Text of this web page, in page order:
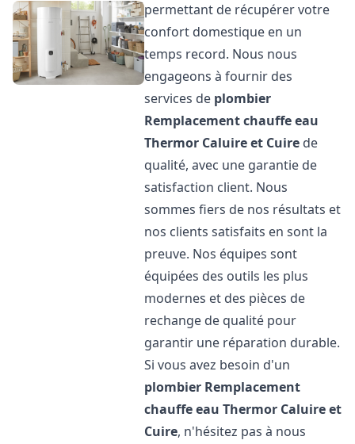
permettant de récupérer votre
confort domestique en un
temps record. Nous nous
engageons à fournir des
services de plombier
Remplacement chauffe eau
Thermor Caluire et Cuire de
qualité, avec une garantie de
satisfaction client. Nous
sommes fiers de nos résultats et
nos clients satisfaits en sont la
preuve. Nos équipes sont
équipées des outils les plus
modernes et des pièces de
rechange de qualité pour
garantir une réparation durable.
Si vous avez besoin d'un
plombier Remplacement
chauffe eau Thermor Caluire et
Cuire, n'hésitez pas à nous